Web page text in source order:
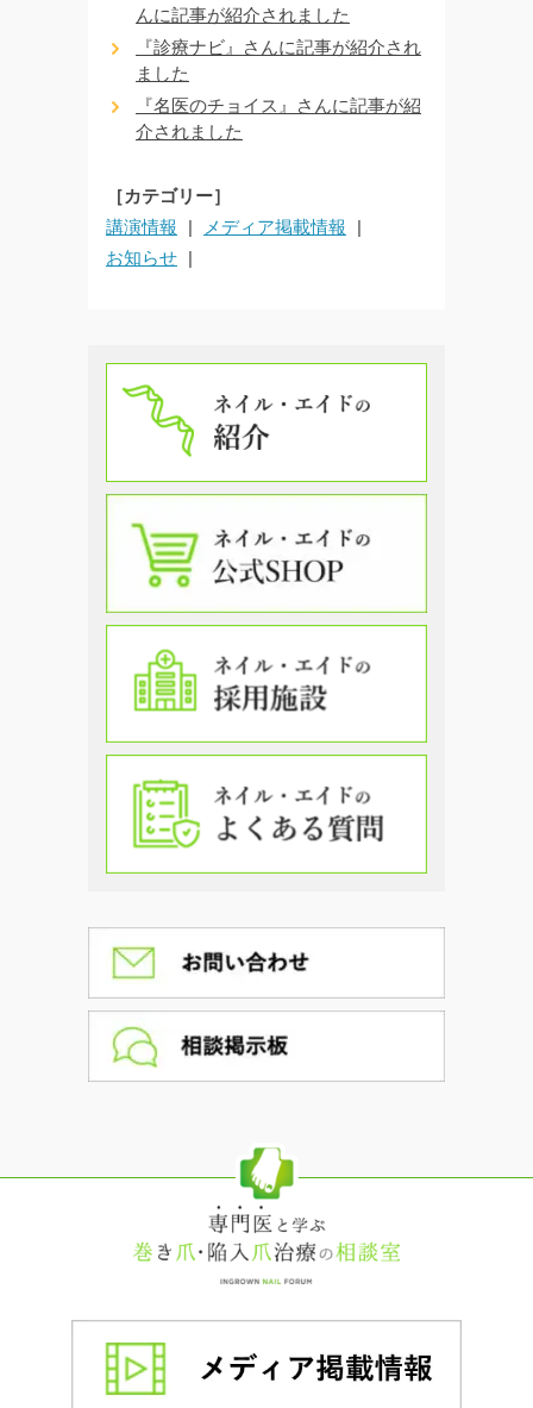
んに記事が紹介されました
『診療ナビ』さんに記事が紹介され
ました
『名医のチョイス』さんに記事が紹
介されました
［カテゴリー］
講演情報
メディア掲載情報
お知らせ